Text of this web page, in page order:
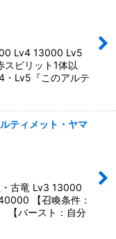
Lv4 13000 Lv5
ピリット1体以
・Lv5『このアルテ
ティメット・ヤマ
古竜 Lv3 13000
【召喚条件：
【バースト：自分